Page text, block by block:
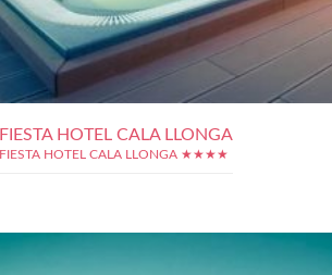
FIESTA HOTEL CALA LLONGA
FIESTA HOTEL CALA LLONGA ★★★★